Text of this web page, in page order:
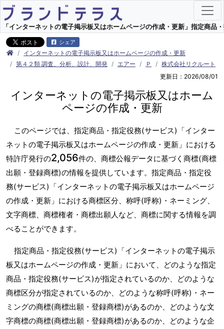
「インターネットの電子掲示板又はホームページの作成・更新」指定商
シェア
インターネットの電子掲示板又はホームページの作成・更新
第４２類 調査、分析、設計、開発
エアー Ｐ
株式会社リクルート
更新日：2026/08/01
インターネットの電子掲示板又はホーム
ページの作成・更新
このページでは、指定商品・指定役務(サービス)「インター
ネットの電子掲示板又はホームページの作成・更新」における
特許庁発行の2,056件の、商標公報データに基づく商標(商標
出願・登録商標)の情報を提供しています。指定商品・指定役
務(サービス)「インターネットの電子掲示板又はホームページ
の作成・更新」における商標区分、称呼(呼称)・ネーミング、
文字商標、商標権者・商標出願人など、商標に関する情報を調
べることができます。
指定商品・指定役務(サービス)「インターネットの電子掲示
板又はホームページの作成・更新」において、どのような指定
商品・指定役務(サービス)が指定されているのか、どのような
商標区分が指定されているのか、どのような称呼(呼称)・ネー
ミングの商標(商標出願・登録商標)があるのか、どのような文
字商標の商標(商標出願・登録商標)があるのか、どのような企